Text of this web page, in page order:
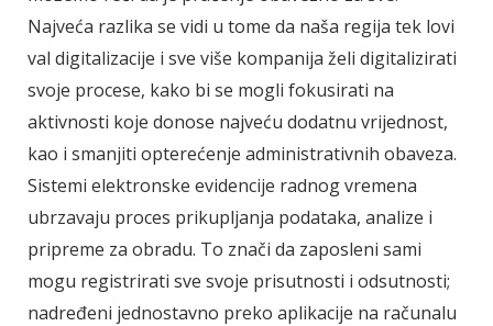
Najveća razlika se vidi u tome da naša regija tek lovi
val digitalizacije i sve više kompanija želi digitalizirati
svoje procese, kako bi se mogli fokusirati na
aktivnosti koje donose najveću dodatnu vrijednost,
kao i smanjiti opterećenje administrativnih obaveza.
Sistemi elektronske evidencije radnog vremena
ubrzavaju proces prikupljanja podataka, analize i
pripreme za obradu. To znači da zaposleni sami
mogu registrirati sve svoje prisutnosti i odsutnosti;
nadređeni jednostavno preko aplikacije na računalu